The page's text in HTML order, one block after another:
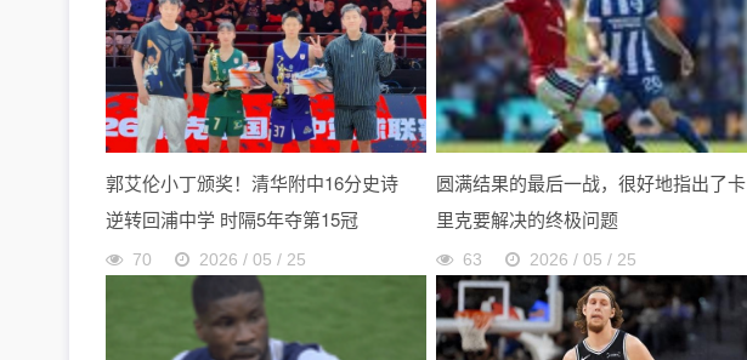
郭艾伦小丁颁奖！清华附中16分史诗
逆转回浦中学 时隔5年夺第15冠
70 2026 / 05 / 25
圆满结果的最后一战，很好地指出了卡
里克要解决的终极问题
63 2026 / 05 / 25